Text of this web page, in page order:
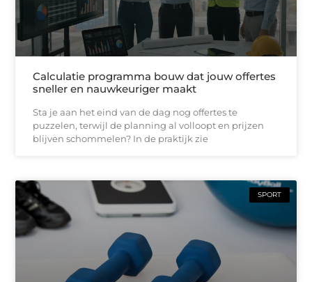
Calculatie programma bouw dat jouw offertes
sneller en nauwkeuriger maakt
Sta je aan het eind van de dag nog offertes te
puzzelen, terwijl de planning al volloopt en prijzen
blijven schommelen? In de praktijk zie
SPORT